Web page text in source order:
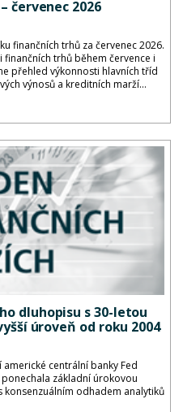
červenec 2026
finančních trhů za červenec 2026.
finančních trhů během července i
přehled výkonnosti hlavních tříd
výnosů a kreditních marží...
dluhopisu s 30-letou
úroveň od roku 2004
centrální banky Fed
základní úrokovou
konsenzuálním odhadem analytiků